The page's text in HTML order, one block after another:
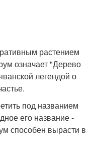
растением
означает "Дерево
легендой о
под названием
его название -
способен вырасти в